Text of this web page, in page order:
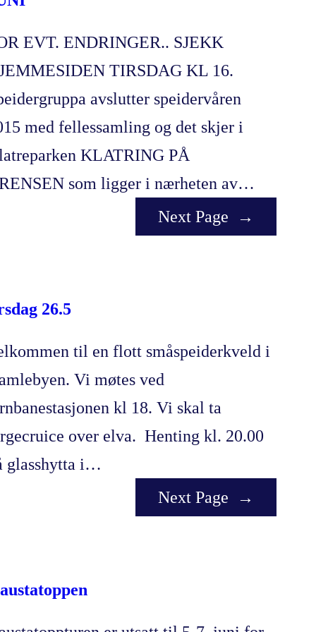
EVT. ENDRINGER.. SJEKK
TIRSDAG KL 16.
avslutter speidervåren
med fellessamling og det skjer i
KLATRING PÅ
som ligger i nærheten av…
Next Page →
26.5
til en flott småspeiderkveld i
Vi møtes ved
kl 18. Vi skal ta
over elva. Henting kl. 20.00
glasshytta i…
Next Page →